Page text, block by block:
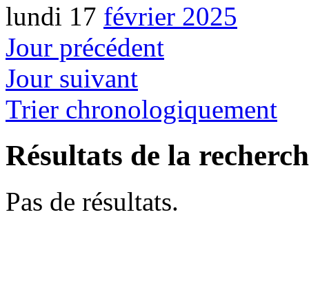
lundi 17 février 2025
Jour précédent
Jour suivant
Trier chronologiquement
Résultats de la
Pas de résultats.